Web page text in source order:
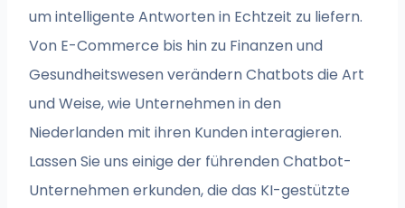
um intelligente Antworten in Echtzeit zu liefern.
Von E-Commerce bis hin zu Finanzen und
Gesundheitswesen verändern Chatbots die Art
und Weise, wie Unternehmen in den
Niederlanden mit ihren Kunden interagieren.
Lassen Sie uns einige der führenden Chatbot-
Unternehmen erkunden, die das KI-gestützte